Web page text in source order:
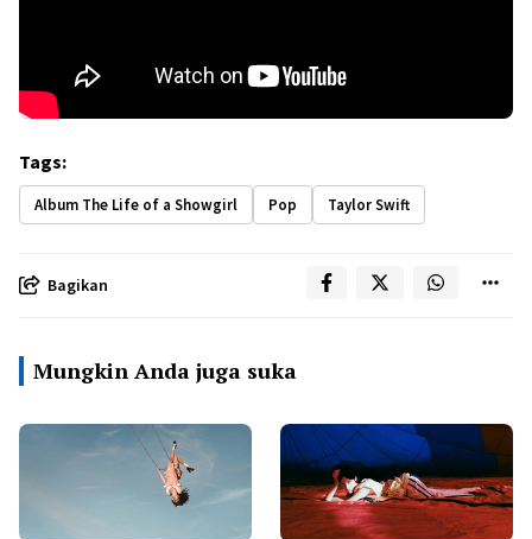
Tags:
Album The Life of a Showgirl Pop Taylor Swift
Bagikan
Mungkin Anda juga suka